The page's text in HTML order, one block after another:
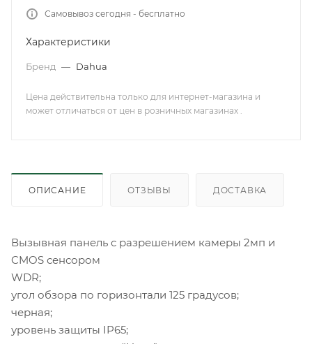
Самовывоз сегодня - бесплатно
Характеристики
Бренд — Dahua
Цена действительна только для интернет-магазина и
может отличаться от цен в розничных магазинах .
ОПИСАНИЕ ОТЗЫВЫ ДОСТАВКА
Вызывная панель с разрешением камеры 2мп и
CMOS сенсором
WDR;
угол обзора по горизонтали 125 градусов;
черная;
уровень защиты IP65;